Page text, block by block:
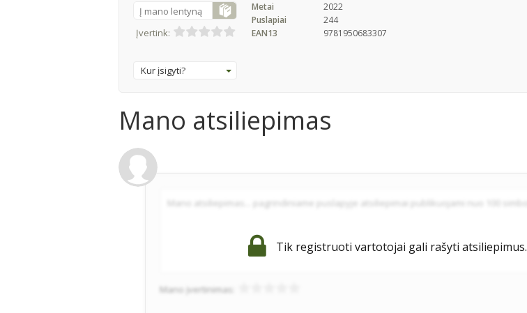
Į mano lentyną
Įvertink:
Kur įsigyti?
Metai
2022
Puslapiai
244
EAN13
9781950683307
Mano atsiliepimas
Tik registruoti vartotojai gali rašyti atsiliepimus.
Mano įvertinimas: